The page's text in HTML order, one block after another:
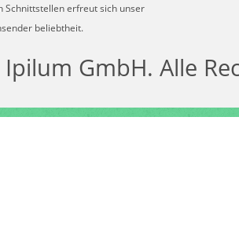
Schnittstellen erfreut sich unser
beliebtheit.
GmbH. Alle